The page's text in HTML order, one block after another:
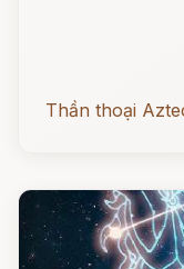
Thần thoại